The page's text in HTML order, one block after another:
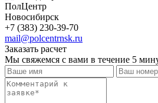
ПолЦентр
Новосибирск
+7 (383) 230-39-70
mail@polcentrnsk.ru
Заказать расчет
Мы свяжемся с вами в течение 5